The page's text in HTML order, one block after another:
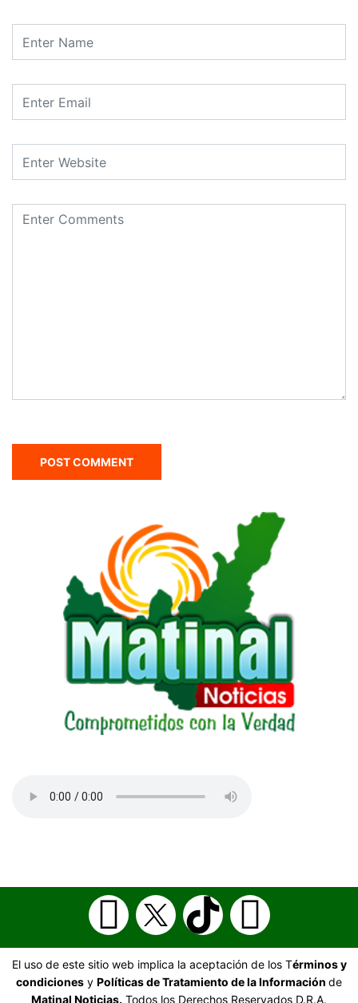
El uso de este sitio web implica la aceptación de los Términos y
condiciones y Políticas de Tratamiento de la Información de
Matinal Noticias. Todos los Derechos Reservados D.R.A.